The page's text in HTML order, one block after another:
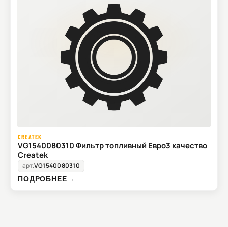
CREATEK
VG1540080310 Фильтр топливный Евро3 качество
Createk
арт.VG1540080310
ПОДРОБНЕЕ→